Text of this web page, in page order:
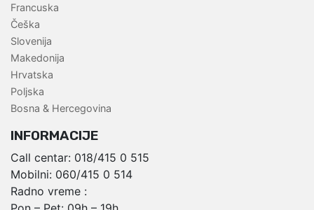
Francuska
Češka
Slovenija
Makedonija
Hrvatska
Poljska
Bosna & Hercegovina
INFORMACIJE
Call centar: 018/415 0 515
Mobilni: 060/415 0 514
Radno vreme :